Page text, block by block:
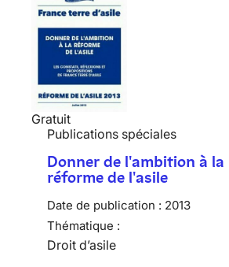
Gratuit
Publications spéciales
Donner de l'ambition à la
réforme de l'asile
Date de publication : 2013
Thématique :
Droit d’asile